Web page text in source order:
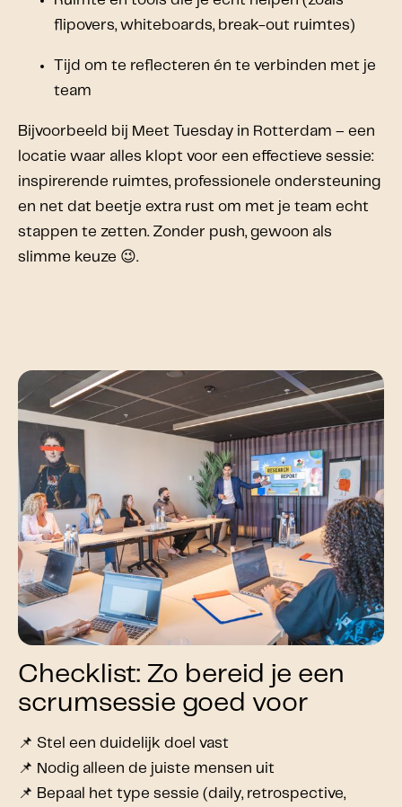
flipovers, whiteboards, break-out ruimtes)
Tijd om te reflecteren én te verbinden met je
team
Bijvoorbeeld bij Meet Tuesday in Rotterdam – een
locatie waar alles klopt voor een effectieve sessie:
inspirerende ruimtes, professionele ondersteuning
en net dat beetje extra rust om met je team echt
stappen te zetten. Zonder push, gewoon als
slimme keuze 😉.
Checklist: Zo bereid je een
scrumsessie goed voor
📌 Stel een duidelijk doel vast
📌 Nodig alleen de juiste mensen uit
📌 Bepaal het type sessie (daily, retrospective,